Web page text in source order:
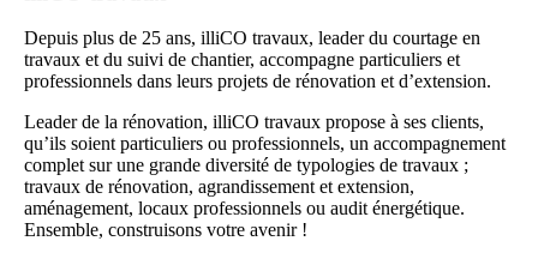
Depuis plus de 25 ans, illiCO travaux, leader du courtage en
travaux et du suivi de chantier, accompagne particuliers et
professionnels dans leurs projets de rénovation et d’extension.
Leader de la rénovation, illiCO travaux propose à ses clients,
qu’ils soient particuliers ou professionnels, un accompagnement
complet sur une grande diversité de typologies de travaux ;
travaux de rénovation, agrandissement et extension,
aménagement, locaux professionnels ou audit énergétique.
Ensemble, construisons votre avenir !